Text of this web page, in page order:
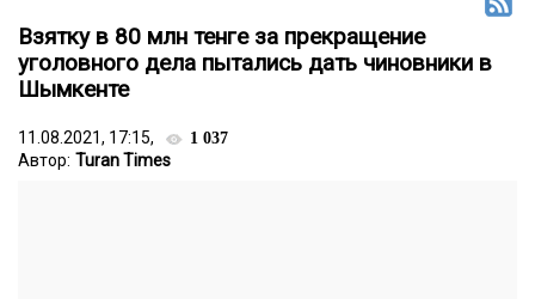
Взятку в 80 млн тенге за прекращение
уголовного дела пытались дать чиновники в
Шымкенте
11.08.2021, 17:15, 1 037
Автор: Turan Times